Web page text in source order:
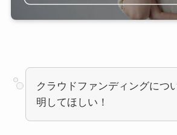
クラウドファンディングにつ
明してほしい！